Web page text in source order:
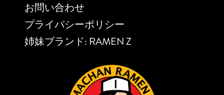
お問い合わせ
プライバシーポリシー
姉妹ブランド: RAMEN Z